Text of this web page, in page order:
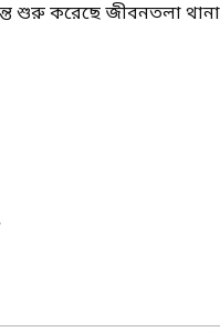
শুরু করেছে জীবনতলা